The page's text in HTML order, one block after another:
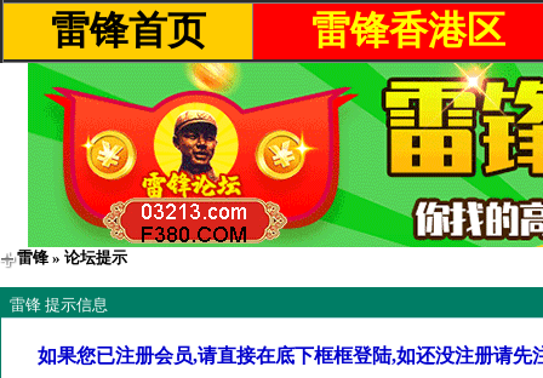
雷锋首页 雷锋香港区
雷锋 » 论坛提示
雷锋 提示信息
如果您已注册会员,请直接在底下框框登陆,如还没注册请先